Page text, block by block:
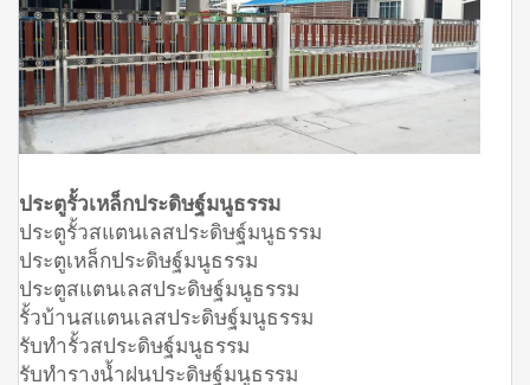
ประตูรั้วเหล็กประดิษฐ์มนูธรรม
ประตูรั้วสแตนเลสประดิษฐ์มนูธรรม
ประตูเหล็กประดิษฐ์มนูธรรม
ประตูสแตนเลสประดิษฐ์มนูธรรม
รั้วบ้านสแตนเลสประดิษฐ์มนูธรรม
รับทำรั้วสประดิษฐ์มนูธรรม
รับทำรางน้ำฝนประดิษฐ์มนูธรรม